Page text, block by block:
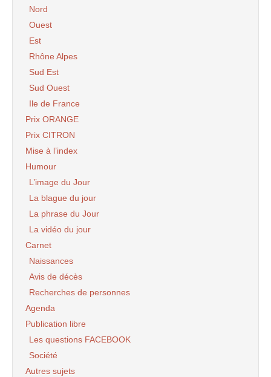
Nord
Ouest
Est
Rhône Alpes
Sud Est
Sud Ouest
Ile de France
Prix ORANGE
Prix CITRON
Mise à l’index
Humour
L’image du Jour
La blague du jour
La phrase du Jour
La vidéo du jour
Carnet
Naissances
Avis de décès
Recherches de personnes
Agenda
Publication libre
Les questions FACEBOOK
Société
Autres sujets